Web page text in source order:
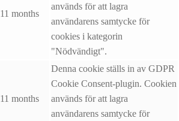
11 months
används för att lagra
användarens samtycke för
cookies i kategorin
"Nödvändigt".
11 months
Denna cookie ställs in av GDPR
Cookie Consent-plugin. Cookien
används för att lagra
användarens samtycke för